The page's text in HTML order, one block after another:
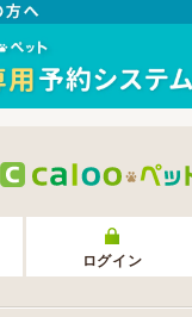
ログイン